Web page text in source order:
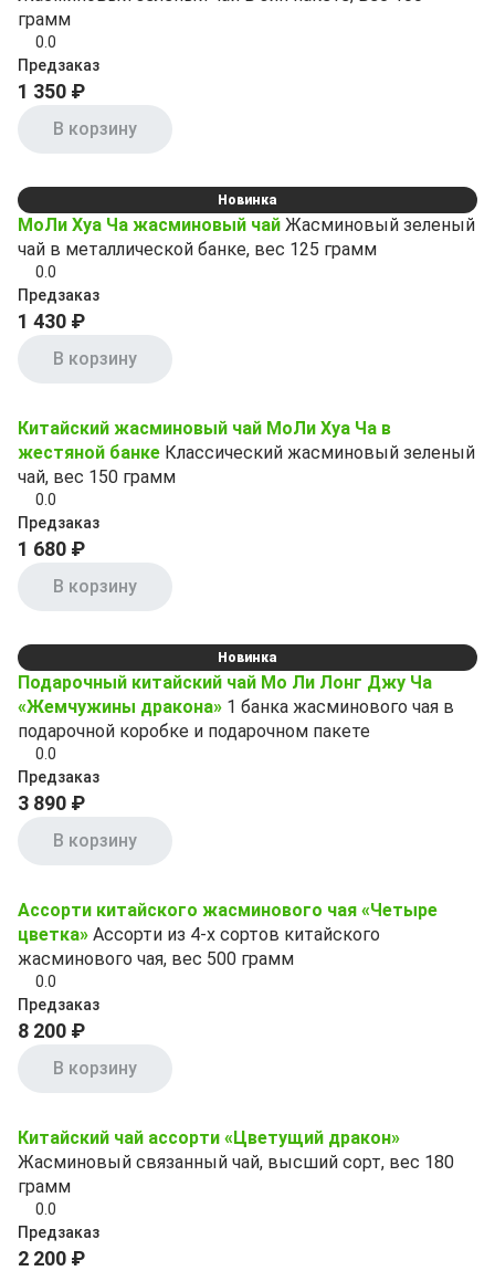
грамм
0.0
Предзаказ
1 350 ₽
В корзину
Новинка
МоЛи Хуа Ча жасминовый чай Жасминовый зеленый
чай в металлической банке, вес 125 грамм
0.0
Предзаказ
1 430 ₽
В корзину
Китайский жасминовый чай МоЛи Хуа Ча в
жестяной банке Классический жасминовый зеленый
чай, вес 150 грамм
0.0
Предзаказ
1 680 ₽
В корзину
Новинка
Подарочный китайский чай Мо Ли Лонг Джу Ча
«Жемчужины дракона» 1 банка жасминового чая в
подарочной коробке и подарочном пакете
0.0
Предзаказ
3 890 ₽
В корзину
Ассорти китайского жасминового чая «Четыре
цветка» Ассорти из 4-х сортов китайского
жасминового чая, вес 500 грамм
0.0
Предзаказ
8 200 ₽
В корзину
Китайский чай ассорти «Цветущий дракон»
Жасминовый связанный чай, высший сорт, вес 180
грамм
0.0
Предзаказ
2 200 ₽